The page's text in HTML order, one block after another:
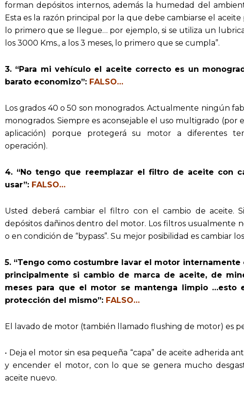
forman depósitos internos, además la humedad del
Esta es la razón principal por la que debe cambiarse el aceite
lo primero que se llegue… por ejemplo, si se utiliza un
los 3000 Kms., a los 3 meses, lo primero que se cumpla”.
3. “Para mi vehículo el aceite correcto es un
barato economizo”: FALSO…
Los grados 40 o 50 son monogrados. Actualmente ningún
monogrados. Siempre es aconsejable el uso multigrado (por
aplicación) porque protegerá su motor a diferentes
operación).
4. “No tengo que reemplazar el filtro de aceite con
usar”: FALSO…
Usted deberá cambiar el filtro con el cambio de aceite.
depósitos dañinos dentro del motor. Los filtros usualmente
o en condición de “bypass”. Su mejor posibilidad es cambiar
5. “Tengo como costumbre lavar el motor
principalmente si cambio de marca de aceite, de
meses para que el motor se mantenga limpio …esto
protección del mismo”: FALSO…
El lavado de motor (también llamado flushing de motor) es
• Deja el motor sin esa pequeña “capa” de aceite adherida
y encender el motor, con lo que se genera mucho
aceite nuevo.